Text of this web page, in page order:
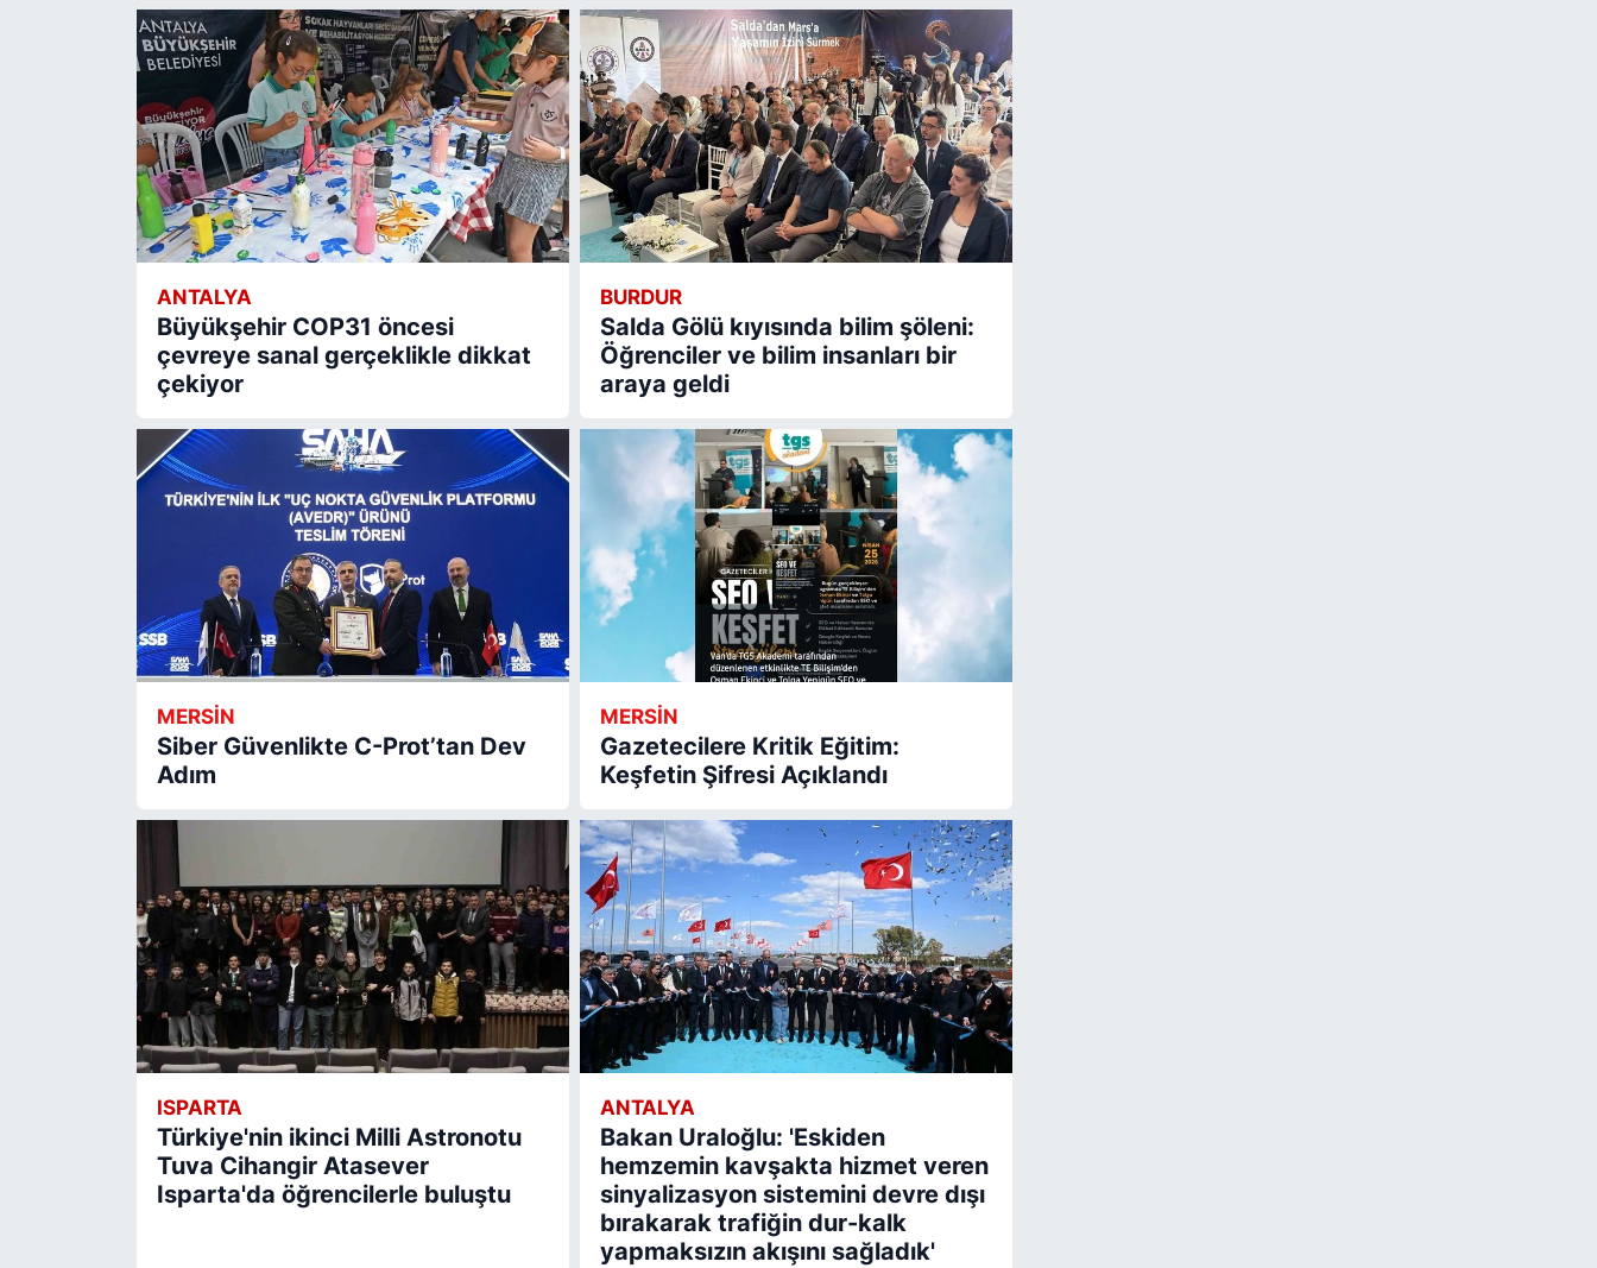
ANTALYA
Büyükşehir COP31 öncesi
çevreye sanal gerçeklikle dikkat
çekiyor
BURDUR
Salda Gölü kıyısında bilim şöleni:
Öğrenciler ve bilim insanları bir
araya geldi
MERSİN
Siber Güvenlikte C-Prot’tan Dev
Adım
MERSİN
Gazetecilere Kritik Eğitim:
Keşfetin Şifresi Açıklandı
ISPARTA
Türkiye'nin ikinci Milli Astronotu
Tuva Cihangir Atasever
Isparta'da öğrencilerle buluştu
ANTALYA
Bakan Uraloğlu: 'Eskiden
hemzemin kavşakta hizmet veren
sinyalizasyon sistemini devre dışı
bırakarak trafiğin dur-kalk
yapmaksızın akışını sağladık'